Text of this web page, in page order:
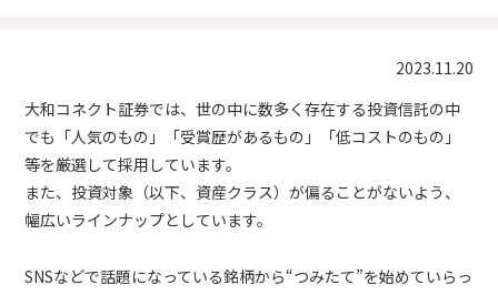
2023.11.20
大和コネクト証券では、世の中に数多く存在する投資信託の中
でも「人気のもの」「受賞歴があるもの」「低コストのもの」
等を厳選して採用しています。
また、投資対象（以下、資産クラス）が偏ることがないよう、
幅広いラインナップとしています。
SNSなどで話題になっている銘柄から“つみたて”を始めていらっ